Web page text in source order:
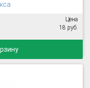
Цена
18 руб.